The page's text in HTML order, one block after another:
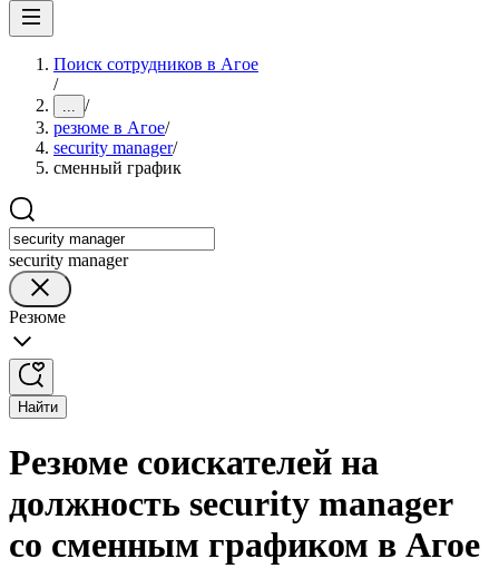
Поиск сотрудников в Агое
/
... /
резюме в Агое/
security manager/
сменный график
security manager
Резюме
Найти
Резюме соискателей на
должность security manager
со сменным графиком в Агое